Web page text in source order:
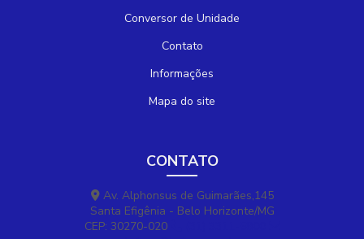
Conversor de Unidade
Contato
Informações
Mapa do site
CONTATO
Av. Alphonsus de Guimarães,145
Santa Efigênia - Belo Horizonte/MG
CEP: 30270-020